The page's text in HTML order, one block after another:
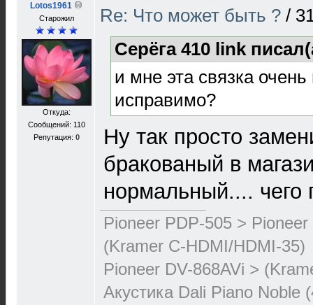
Lotos1961
Старожил
Откуда:
Сообщений: 110
Репутация: 0
Re: Что может быть ? /
Серёга 410 link
и мне эта связка
исправимо?
Ну так просто
бракованый в
нормальный.... чего
Pioneer PDP-505 >
(Kramer C-HDMI/HDMI-35)
Pioneer DV-868AVi >
Акустика Dali Piano Noble